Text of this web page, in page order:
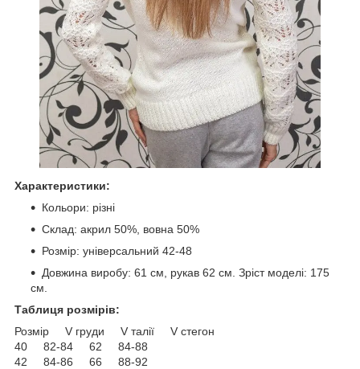
Характеристики:
Кольори: різні
Склад: акрил 50%, вовна 50%
Розмір: універсальний 42-48
Довжина виробу: 61 см, рукав 62 см. Зріст моделі: 175
см.
Таблиця розмірів:
Розмір V груди V талії V стегон
40 82-84 62 84-88
42 84-86 66 88-92